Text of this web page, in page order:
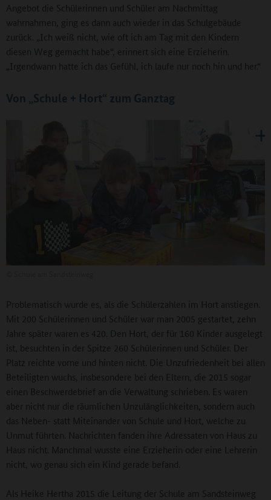
Angebot die Schülerinnen und Schüler am Nachmittag
wahrnahmen, ging es dann auch wieder in das Schulgebäude
zurück. „Ich weiß nicht, wie oft ich am Tag mit den Kindern
diesen Weg gemacht habe“, erinnert sich eine Erzieherin.
„Irgendwann hatte ich das Gefühl, ich laufe nur noch hin und her.“
Von „Schule + Hort“ zum Ganztag
Problematisch wurde es, als die Schülerzahlen im Hort anstiegen.
Mit 200 Schülerinnen und Schüler war man 2005 gestartet, zehn
Jahre später waren es 420. Den Hort, der für 160 Kinder ausgelegt
ist, besuchten in der Spitze 260 Schülerinnen und Schüler. Der
Platz reichte vorne und hinten nicht. Die Unzufriedenheit bei allen
Beteiligten wuchs, insbesondere bei den Eltern, die 2015 sogar
einen Beschwerdebrief an die Verwaltung schrieben. Es waren
aber nicht nur die räumlichen Unzulänglichkeiten, sondern auch
das Neben- statt Miteinander von Schule und Hort, welche zu
Unmut führten. Nachrichten fanden ihre Adressaten von Haus zu
Haus nicht. Manchmal wusste eine Erzieherin oder eine Lehrerin
nicht, wo genau sich ein Kind gerade befand.
Als Heike Hertha 2015 die Leitung der Schule am Sandsteinweg